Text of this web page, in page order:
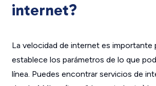
internet?
La velocidad de internet es importante
establece los parámetros de lo que
línea. Puedes encontrar servicios de